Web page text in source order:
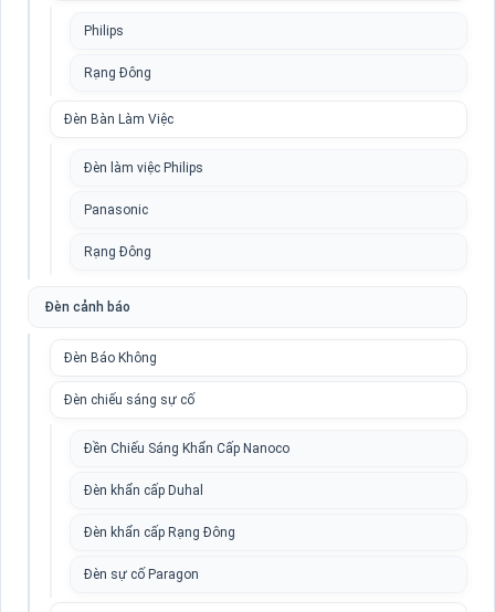
Philips
Rạng Đông
Đèn Bàn Làm Việc
Đèn làm việc Philips
Panasonic
Rạng Đông
Đèn cảnh báo
Đèn Báo Không
Đèn chiếu sáng sự cố
Đền Chiếu Sáng Khẩn Cấp Nanoco
Đèn khẩn cấp Duhal
Đèn khẩn cấp Rạng Đông
Đèn sự cố Paragon